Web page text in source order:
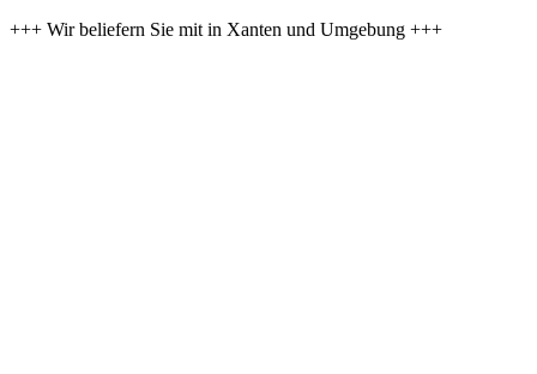
+++ Wir beliefern Sie mit in Xanten und Umgebung +++